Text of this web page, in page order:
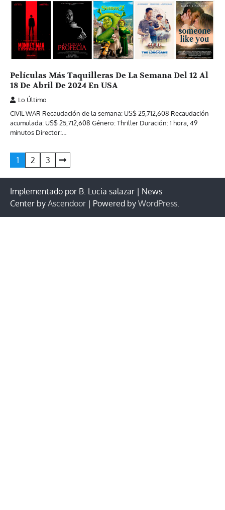
Películas Más Taquilleras De La Semana Del 12 Al
18 De Abril De 2024 En USA
Lo Último
CIVIL WAR Recaudación de la semana: US$ 25,712,608 Recaudación
acumulada: US$ 25,712,608 Género: Thriller Duración: 1 hora, 49
minutos Director:…
Paginación
de
entradas
1 2 3
Implementado por B. Lucia salazar | News
Center by Ascendoor | Powered by WordPress.